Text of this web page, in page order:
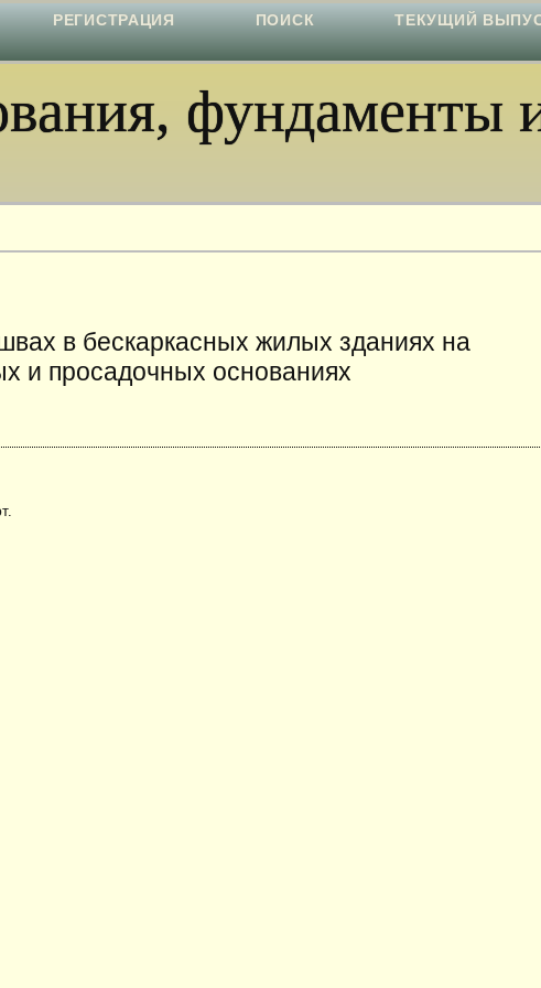
фундаменты
РЕГИСТРАЦИЯ ПОИСК ТЕКУЩИЙ
в бескаркасных жилых зданиях на
и просадочных основаниях